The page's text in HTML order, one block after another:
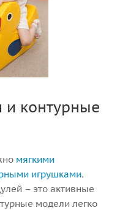
контурные
мягкими
игрушками.
– это активные
модели легко